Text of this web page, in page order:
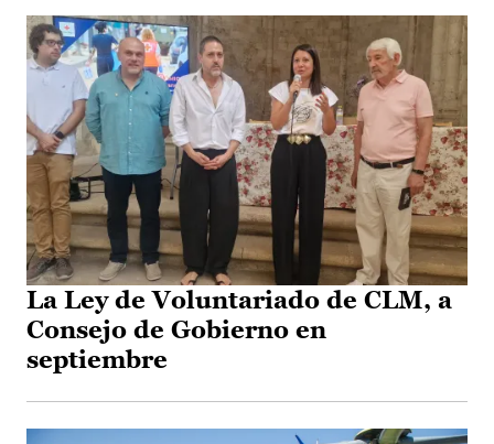
La Ley de Voluntariado de CLM, a
Consejo de Gobierno en
septiembre